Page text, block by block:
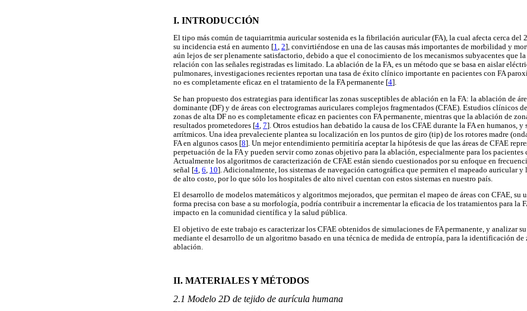
I. INTRODUCCIÓN
El tipo más común de taquiarritmia auricular sostenida es la fibrilación auricular (FA), la cual afecta cerca del
su incidencia está en aumento [1, 2], convirtiéndose en una de las causas más importantes de morbilidad y
aún lejos de ser plenamente satisfactorio, debido a que el conocimiento de los mecanismos subyacentes que
relación con las señales registradas es limitado. La ablación de la FA, es un método que se basa en aislar
pulmonares, investigaciones recientes reportan una tasa de éxito clínico importante en pacientes con FA
no es completamente eficaz en el tratamiento de la FA permanente [4].
Se han propuesto dos estrategias para identificar las zonas susceptibles de ablación en la FA: la ablación de
dominante (DF) y de áreas con electrogramas auriculares complejos fragmentados (CFAE). Estudios clínicos
zonas de alta DF no es completamente eficaz en pacientes con FA permanente, mientras que la ablación de
resultados prometedores [4 7]. Otros estudios han debatido la causa de los CFAE durante la FA en humanos,
arrítmicos. Una idea prevaleciente plantea su localización en los puntos de giro (tip) de los rotores madre
FA en algunos casos [8]. Un mejor entendimiento permitiría aceptar la hipótesis de que las áreas de CFAE
perpetuación de la FA y pueden servir como zonas objetivo para la ablación, especialmente para los pacientes
Actualmente los algoritmos de caracterización de CFAE están siendo cuestionados por su enfoque en
señal [4 6 10]. Adicionalmente, los sistemas de navegación cartográfica que permiten el mapeado auricular
de alto costo, por lo que sólo los hospitales de alto nivel cuentan con estos sistemas en nuestro país.
El desarrollo de modelos matemáticos y algoritmos mejorados, que permitan el mapeo de áreas con CFAE, su
forma precisa con base a su morfología, podría contribuir a incrementar la eficacia de los tratamientos para la
impacto en la comunidad científica y la salud pública.
El objetivo de este trabajo es caracterizar los CFAE obtenidos de simulaciones de FA permanente, y analizar
mediante el desarrollo de un algoritmo basado en una técnica de medida de entropía, para la identificación de
ablación.
II. MATERIALES Y MÉTODOS
2.1 Modelo 2D de tejido de aurícula humana